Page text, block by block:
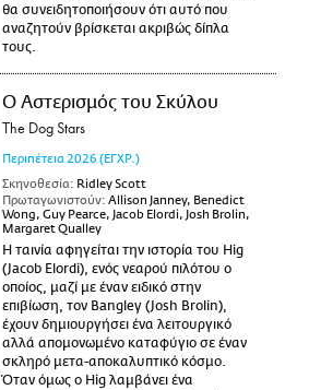
θα συνειδητοποιήσουν ότι αυτό που
αναζητούν βρίσκεται ακριβώς δίπλα
τους.
Ο Αστερισμός του Σκύλου
The Dog Stars
Περιπέτεια 2026 (ΕΓΧΡ.)
Σκηνοθεσία: Ridley Scott
Πρωταγωνιστούν: Allison Janney, Benedict
Wong, Guy Pearce, Jacob Elordi, Josh Brolin,
Margaret Qualley
Η ταινία αφηγείται την ιστορία του Hig
(Jacob Elordi), ενός νεαρού πιλότου ο
οποίος, μαζί με έναν ειδικό στην
επιβίωση, τον Bangley (Josh Brolin),
έχουν δημιουργήσει ένα λειτουργικό
αλλά απομονωμένο καταφύγιο σε έναν
σκληρό μετα-αποκαλυπτικό κόσμο.
Όταν όμως ο Hig λαμβάνει ένα